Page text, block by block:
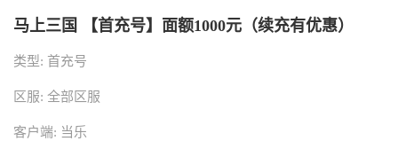
马上三国 【首充号】面额1000元（续充有优惠）
类型: 首充号
区服: 全部区服
客户端: 当乐